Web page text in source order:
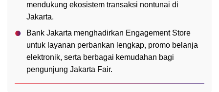
mendukung ekosistem transaksi nontunai di
Jakarta.
Bank Jakarta menghadirkan Engagement Store
untuk layanan perbankan lengkap, promo belanja
elektronik, serta berbagai kemudahan bagi
pengunjung Jakarta Fair.